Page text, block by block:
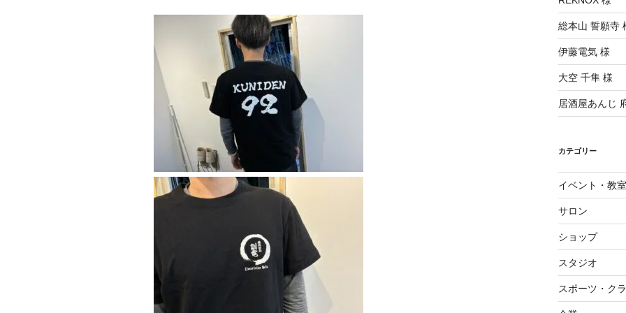
総本山 誓願寺
伊藤電気 様
大空 千隼 様
居酒屋あんじ
カテゴリー
イベント・教室
サロン
ショップ
スタジオ
スポーツ・ク